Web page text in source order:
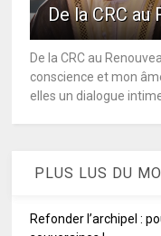
De la CRC au
De la CRC au
conscience et mon
elles un dialogue
PLUS LUS DU
Refonder l’archipel :